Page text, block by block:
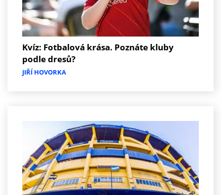
Kvíz: Fotbalová krása. Poznáte kluby
podle dresů?
JIŘÍ HOVORKA